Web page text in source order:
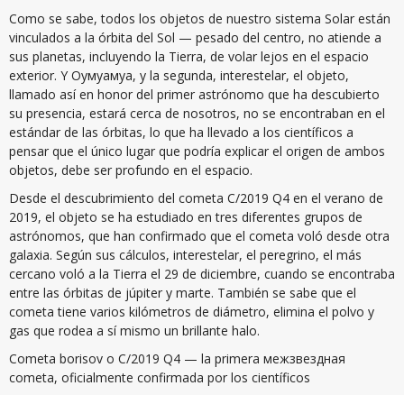
Como se sabe, todos los objetos de nuestro sistema Solar están
vinculados a la órbita del Sol — pesado del centro, no atiende a
sus planetas, incluyendo la Tierra, de volar lejos en el espacio
exterior. Y Оумуамуа, y la segunda, interestelar, el objeto,
llamado así en honor del primer astrónomo que ha descubierto
su presencia, estará cerca de nosotros, no se encontraban en el
estándar de las órbitas, lo que ha llevado a los científicos a
pensar que el único lugar que podría explicar el origen de ambos
objetos, debe ser profundo en el espacio.
Desde el descubrimiento del cometa C/2019 Q4 en el verano de
2019, el objeto se ha estudiado en tres diferentes grupos de
astrónomos, que han confirmado que el cometa voló desde otra
galaxia. Según sus cálculos, interestelar, el peregrino, el más
cercano voló a la Tierra el 29 de diciembre, cuando se encontraba
entre las órbitas de júpiter y marte. También se sabe que el
cometa tiene varios kilómetros de diámetro, elimina el polvo y
gas que rodea a sí mismo un brillante halo.
Cometa borisov o C/2019 Q4 — la primera межзвездная
cometa, oficialmente confirmada por los científicos